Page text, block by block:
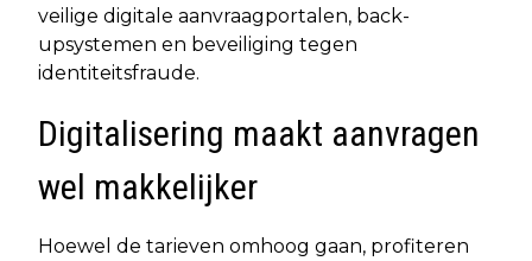
veilige digitale aanvraagportalen, back-
upsystemen en beveiliging tegen
identiteitsfraude.
Digitalisering maakt aanvragen
wel makkelijker
Hoewel de tarieven omhoog gaan, profiteren